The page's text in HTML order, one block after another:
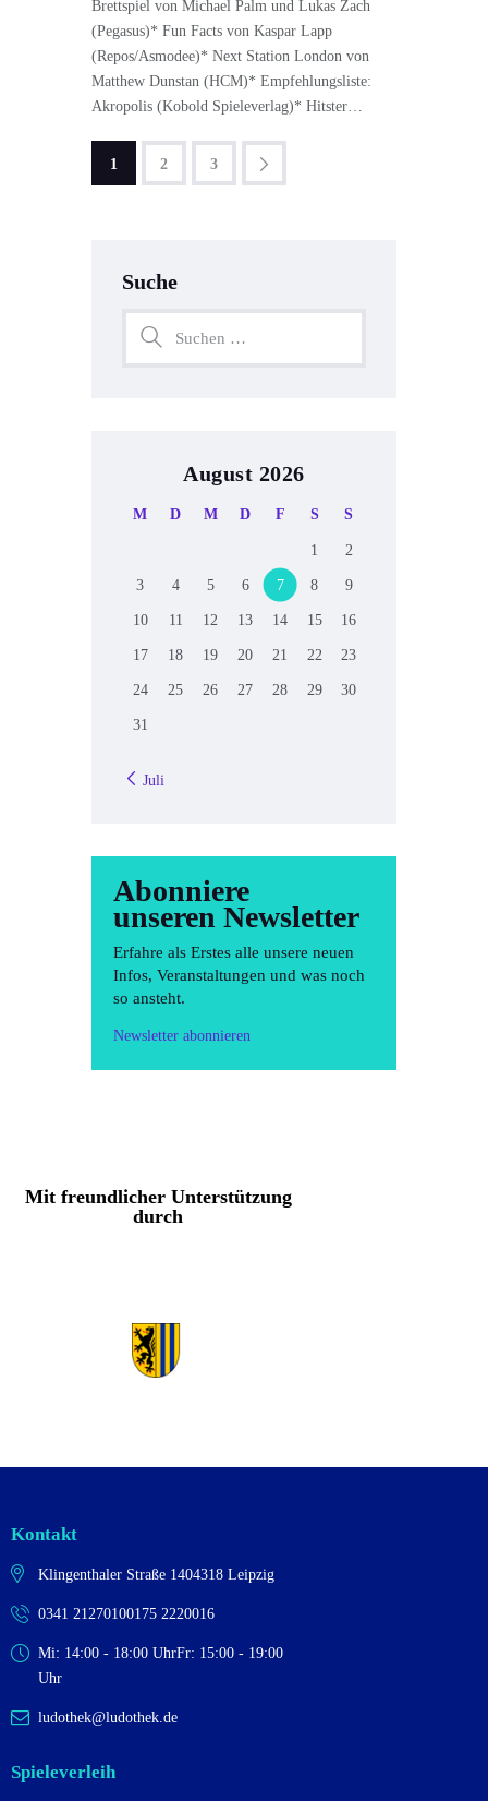
Brettspiel von Michael Palm und Lukas Zach
(Pegasus)* Fun Facts von Kaspar Lapp
(Repos/Asmodee)* Next Station London von
Matthew Dunstan (HCM)* Empfehlungsliste:
Akropolis (Kobold Spieleverlag)* Hitster…
1 2 3
Suche
August 2026
M D M D F S S
1 2
3 4 5 6 7 8 9
10 11 12 13 14 15 16
17 18 19 20 21 22 23
24 25 26 27 28 29 30
31
« Juli
Abonniere
unseren Newsletter
Erfahre als Erstes alle unsere neuen
Infos, Veranstaltungen und was noch
so ansteht.
Newsletter abonnieren
Mit freundlicher Unterstützung
durch
Kontakt
Klingenthaler Straße 1404318 Leipzig
0341 21270100175 2220016
Mi: 14:00 - 18:00 UhrFr: 15:00 - 19:00
Uhr
ludothek@ludothek.de
Spieleverleih